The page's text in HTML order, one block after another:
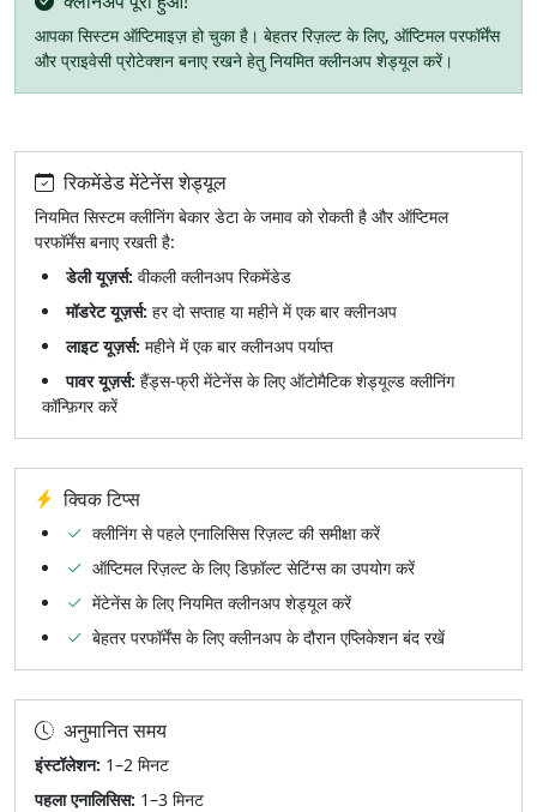
आपका सिस्टम ऑप्टिमाइज़ हो चुका है। बेहतर रिज़ल्ट के लिए, ऑप्टिमल परफॉर्मेंस
और प्राइवेसी प्रोटेक्शन बनाए रखने हेतु नियमित क्लीनअप शेड्यूल करें।
रिकमेंडेड मेंटेनेंस शेड्यूल
नियमित सिस्टम क्लीनिंग बेकार डेटा के जमाव को रोकती है और ऑप्टिमल
परफॉर्मेंस बनाए रखती है:
डेली यूज़र्स: वीकली क्लीनअप रिकमेंडेड
मॉडरेट यूज़र्स: हर दो सप्ताह या महीने में एक बार क्लीनअप
लाइट यूज़र्स: महीने में एक बार क्लीनअप पर्याप्त
पावर यूज़र्स: हैंड्स-फ्री मेंटेनेंस के लिए ऑटोमैटिक शेड्यूल्ड क्लीनिंग
कॉन्फ़िगर करें
क्विक टिप्स
क्लीनिंग से पहले एनालिसिस रिज़ल्ट की समीक्षा करें
ऑप्टिमल रिज़ल्ट के लिए डिफ़ॉल्ट सेटिंग्स का उपयोग करें
मेंटेनेंस के लिए नियमित क्लीनअप शेड्यूल करें
बेहतर परफॉर्मेंस के लिए क्लीनअप के दौरान एप्लिकेशन बंद रखें
अनुमानित समय
इंस्टॉलेशन: 1–2 मिनट
पहला एनालिसिस: 1–3 मिनट